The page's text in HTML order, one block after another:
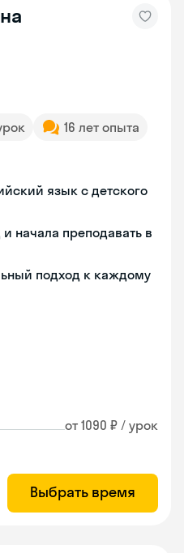
16 лет опыта
язык с детского
начала преподавать в
подход к каждому
от 1090 ₽ / урок
Выбрать время